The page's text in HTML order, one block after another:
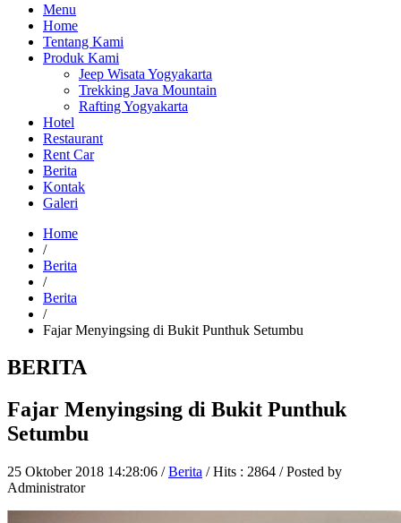
Menu
Home
Tentang Kami
Produk Kami
Jeep Wisata Yogyakarta
Trekking Java Mountain
Rafting Yogyakarta
Hotel
Restaurant
Rent Car
Berita
Kontak
Galeri
Home
/
Berita
/
Berita
/
Fajar Menyingsing di Bukit Punthuk Setumbu
BERITA
Fajar Menyingsing di Bukit Punthuk
Setumbu
25 Oktober 2018 14:28:06 /Berita / Hits : 2864 / Posted by
Administrator